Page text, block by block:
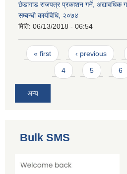
छेडागाड राजपत्र प्रकाशन गर्ने, अद्यावधिक
सम्बन्धी कार्यविधि, २०७४
मिति: 06/13/2018 - 06:54
Pages
« first ‹ previous
4 5 6
अन्य
Bulk SMS